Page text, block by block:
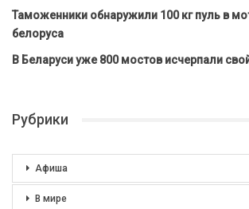
Таможенники обнаружили 100 кг пуль в
белоруса
В Беларуси уже 800 мостов исчерпали
Рубрики
Афиша
В мире